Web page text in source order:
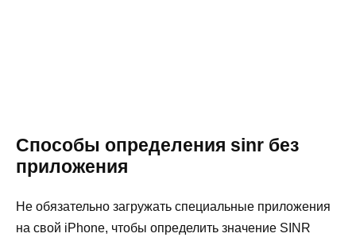
Способы определения sinr без
приложения
Не обязательно загружать специальные приложения
на свой iPhone, чтобы определить значение SINR